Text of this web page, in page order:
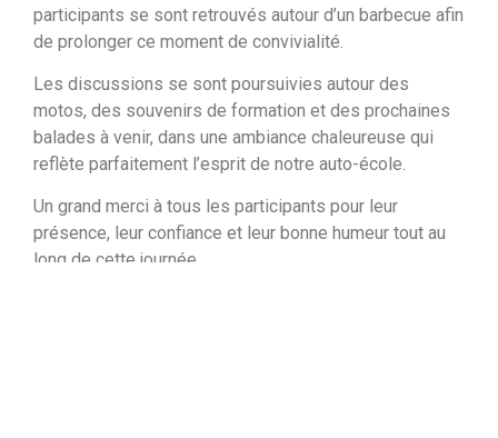
participants se sont retrouvés autour d’un barbecue afin
de prolonger ce moment de convivialité.
Les discussions se sont poursuivies autour des
motos, des souvenirs de formation et des prochaines
balades à venir, dans une ambiance chaleureuse qui
reflète parfaitement l’esprit de notre auto-école.
Un grand merci à tous les participants pour leur
présence, leur confiance et leur bonne humeur tout au
long de cette journée